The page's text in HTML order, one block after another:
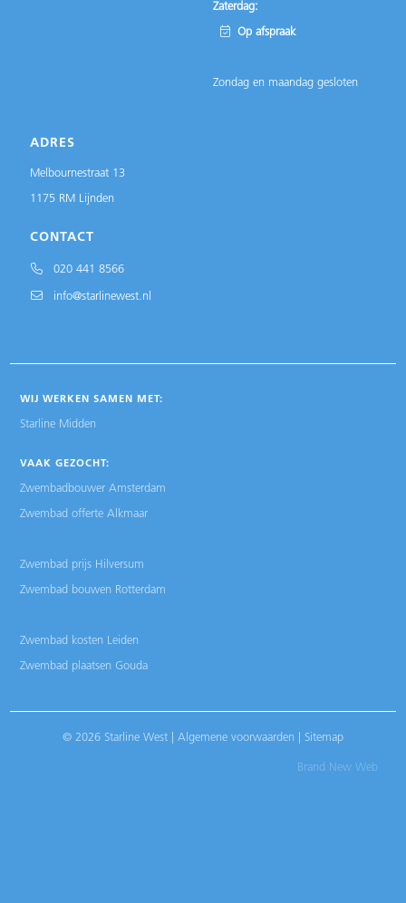
Zaterdag:
Op afspraak
Zondag en maandag gesloten
ADRES
Melbournestraat 13
1175 RM Lijnden
CONTACT
020 441 8566
info@starlinewest.nl
WIJ WERKEN SAMEN MET:
Starline Midden
VAAK GEZOCHT:
Zwembadbouwer Amsterdam
Zwembad offerte Alkmaar
Zwembad prijs Hilversum
Zwembad bouwen Rotterdam
Zwembad kosten Leiden
Zwembad plaatsen Gouda
© 2026 Starline West | Algemene voorwaarden Sitemap
Brand New Web